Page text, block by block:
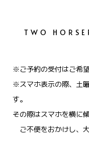
TWO
※ご予約の受付はご希
※スマホ表示の際、土
す。
その際はスマホを横に
ご不便をおかけし、